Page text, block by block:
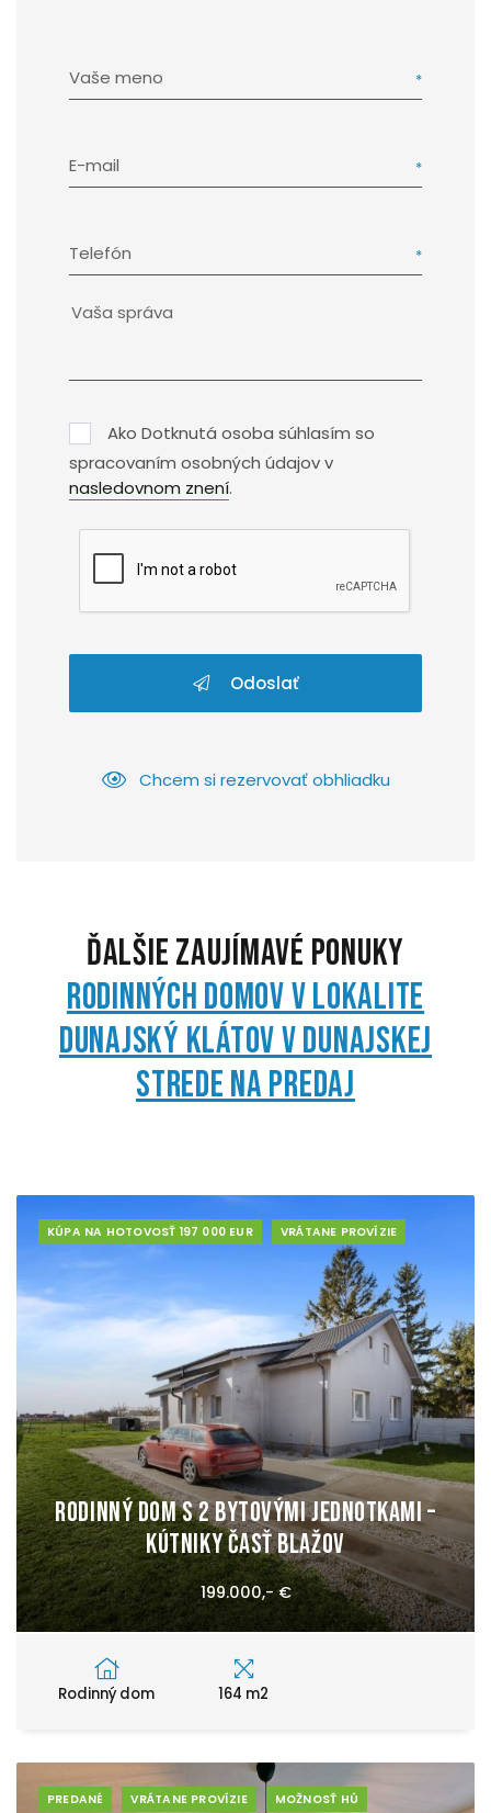
Vaše meno
E-mail
Telefón
Ako Dotknutá osoba súhlasím so
spracovaním osobných údajov v
nasledovnom znení.
Odoslať
Chcem si rezervovať obhliadku
Ďalšie zaujímavé ponuky
rodinných domov v lokalite
Dunajský Klátov v Dunajskej
Strede na predaj
KÚPA NA HOTOVOSŤ 197 000 EUR VRÁTANE PROVÍZIE
Rodinný dom s 2 bytovými jednotkami –
Kútniky časť Blažov
199.000,- €
Rodinný dom 164 m2
PREDANÉ VRÁTANE PROVÍZIE MOŽNOSŤ HÚ